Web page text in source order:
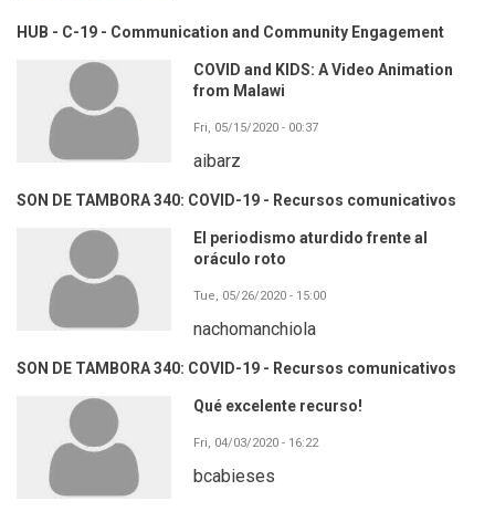
HUB - C-19 - Communication and Community Engagement
COVID and KIDS: A Video Animation
from Malawi
Fri, 05/15/2020 - 00:37
aibarz
SON DE TAMBORA 340: COVID-19 - Recursos comunicativos
El periodismo aturdido frente al
oráculo roto
Tue, 05/26/2020 - 15:00
nachomanchiola
SON DE TAMBORA 340: COVID-19 - Recursos comunicativos
Qué excelente recurso!
Fri, 04/03/2020 - 16:22
bcabieses